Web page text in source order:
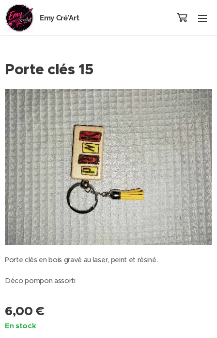
Emy Cré'Art
Porte clés 15
Porte clés en bois gravé au laser, peint et résiné.
Déco pompon assorti
6,00 €
En stock